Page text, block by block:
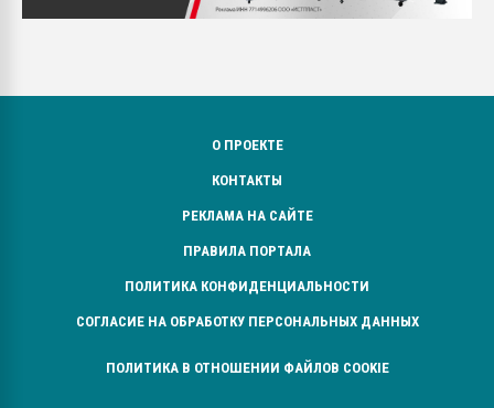
О ПРОЕКТЕ
КОНТАКТЫ
РЕКЛАМА НА САЙТЕ
ПРАВИЛА ПОРТАЛА
ПОЛИТИКА КОНФИДЕНЦИАЛЬНОСТИ
СОГЛАСИЕ НА ОБРАБОТКУ ПЕРСОНАЛЬНЫХ ДАННЫХ
ПОЛИТИКА В ОТНОШЕНИИ ФАЙЛОВ COOKIE